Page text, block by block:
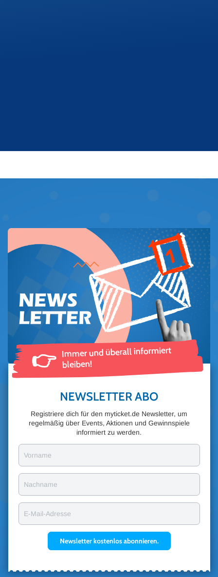
👉 Immer und überall informiert
bleiben!
NEWSLETTER ABO
Registriere dich für den myticket.de Newsletter, um
regelmäßig über Events, Aktionen und Gewinnspiele
informiert zu werden.
Vorname
Nachname
E-Mail-Adresse
Newsletter kostenlos abonnieren.